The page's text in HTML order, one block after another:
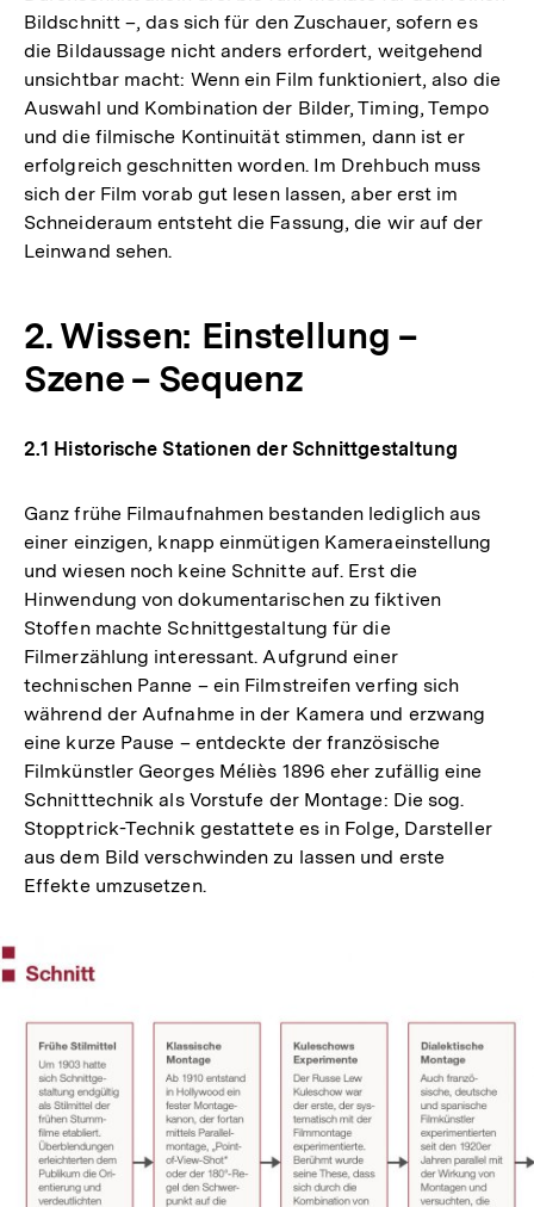
Bildschnitt –, das sich für den Zuschauer, sofern es
die Bildaussage nicht anders erfordert, weitgehend
unsichtbar macht: Wenn ein Film funktioniert, also die
Auswahl und Kombination der Bilder, Timing, Tempo
und die filmische Kontinuität stimmen, dann ist er
erfolgreich geschnitten worden. Im Drehbuch muss
sich der Film vorab gut lesen lassen, aber erst im
Schneideraum entsteht die Fassung, die wir auf der
Leinwand sehen.
2. Wissen: Einstellung –
Szene – Sequenz
2.1 Historische Stationen der Schnittgestaltung
Ganz frühe Filmaufnahmen bestanden lediglich aus
einer einzigen, knapp einmütigen Kameraeinstellung
und wiesen noch keine Schnitte auf. Erst die
Hinwendung von dokumentarischen zu fiktiven
Stoffen machte Schnittgestaltung für die
Filmerzählung interessant. Aufgrund einer
technischen Panne – ein Filmstreifen verfing sich
während der Aufnahme in der Kamera und erzwang
eine kurze Pause – entdeckte der französische
Filmkünstler Georges Méliès 1896 eher zufällig eine
Schnitttechnik als Vorstufe der Montage: Die sog.
Stopptrick-Technik gestattete es in Folge, Darsteller
aus dem Bild verschwinden zu lassen und erste
Effekte umzusetzen.
Lightbox
öffnen